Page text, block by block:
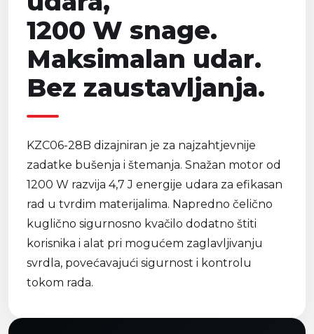
1200 W snage.
Maksimalan udar.
Bez zaustavljanja.
KZC06-28B dizajniran je za najzahtjevnije
zadatke bušenja i štemanja. Snažan motor od
1200 W razvija 4,7 J energije udara za efikasan
rad u tvrdim materijalima. Napredno čelično
kuglično sigurnosno kvačilo dodatno štiti
korisnika i alat pri mogućem zaglavljivanju
svrdla, povećavajući sigurnost i kontrolu
tokom rada.